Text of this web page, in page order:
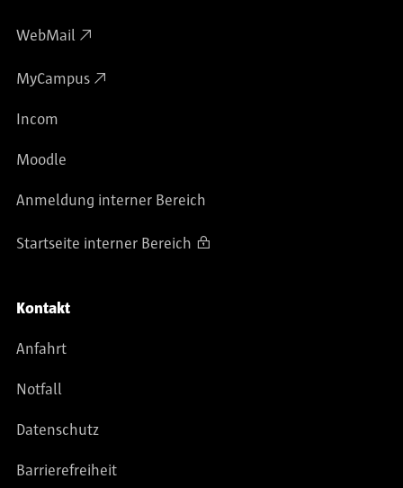
WebMail
MyCampus
Incom
Moodle
Anmeldung interner Bereich
Startseite interner Bereich
Kontakt
Anfahrt
Notfall
Datenschutz
Barrierefreiheit